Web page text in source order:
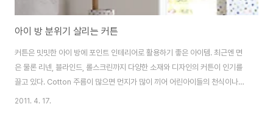
아이 방 분위기 살리는 커튼
커튼은 밋밋한 아이 방에 포인트 인테리어로 활용하기 좋은 아이템. 최근엔 면
은 물론 리넨, 블라인드, 롤스크린까지 다양한 소재와 디자인의 커튼이 인기를
끌고 있다. Cotton 주름이 많으면 먼지가 많이 끼어 어린아이들의 천식이나
아토피를 유발할 수 있으므로 주름이 적고 세탁이 가능한 심플한 디자인을 고
2011. 4. 17.